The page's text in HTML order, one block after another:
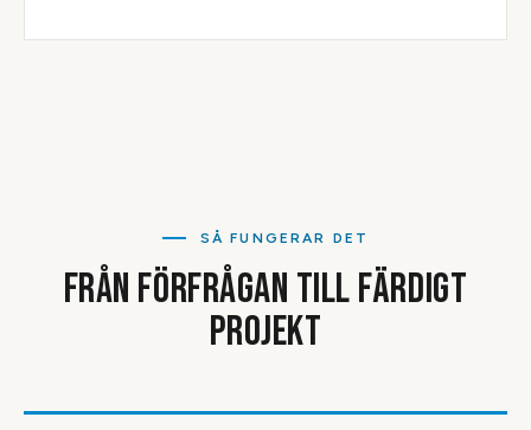
SÅ FUNGERAR DET
FRÅN FÖRFRÅGAN TILL FÄRDIGT
PROJEKT